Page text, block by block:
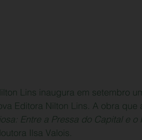
Lins inaugura em setembro
Editora Nilton Lins. A obra
Entre a Pressa do Capital e o
Ilsa Valois.